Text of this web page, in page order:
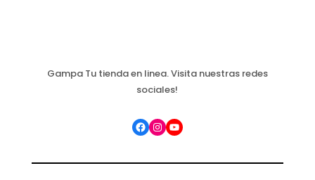
Gampa Tu tienda en linea. Visita nuestras redes
sociales!
Facebook
Instagram
YouTube